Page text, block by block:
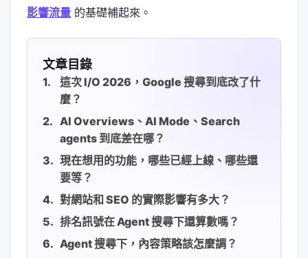
影響流量 的基礎補起來。
文章目錄
這次 I/O 2026，Google 搜尋到底改了什
麼？
AI Overviews、AI Mode、Search
agents 到底差在哪？
現在想用的功能，哪些已經上線、哪些還
要等？
對網站和 SEO 的實際影響有多大？
排名訊號在 Agent 搜尋下還算數嗎？
Agent 搜尋下，內容策略該怎麼調？